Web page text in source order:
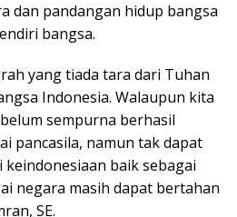
dan pandangan hidup bangsa
bangsa.
yang tiada tara dari Tuhan
Indonesia. Walaupun kita
sempurna berhasil
pancasila, namun tak dapat
baik sebagai
negara masih dapat bertahan
SE.